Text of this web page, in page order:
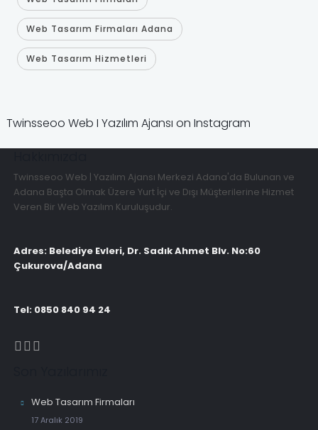
Web Tasarım Firmaları Adana
Web Tasarım Hizmetleri
Twinsseoo Web I Yazılım Ajansı on Instagram
Twinsseoo Web | Yazılım Ajansı Merkezi Adana'da Bulunan ve
Adana Başta Olmak Üzere Yurt İçi ve Dışı Müşterilerine Hizmet
Veren Bir Web Yazılım Kuruluşudur.
Adres: Belediye Evleri, Dr. Sadık Ahmet Blv. No:60
Çukurova/Adana
Tel: 0850 840 94 24
Web Tasarım Firmaları
17 Aralık 2019